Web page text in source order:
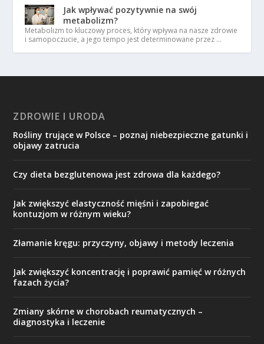
Jak wpływać pozytywnie na swój
metabolizm?
Metabolizm to kluczowy proces, który wpływa na nasze zdrowie
i samopoczucie, a jego tempo jest determinowane przez …
ZDROWIE I URODA
Rośliny trujące w Polsce – poznaj niebezpieczne gatunki i
objawy zatrucia
Czy dieta bezglutenowa jest zdrowa dla każdego?
Jak zwiększyć elastyczność mięśni i zapobiegać
kontuzjom w różnym wieku?
Złamanie kręgu: przyczyny, objawy i metody leczenia
Jak zwiększyć koncentrację i poprawić pamięć w różnych
fazach życia?
Zmiany skórne w chorobach reumatycznych –
diagnostyka i leczenie